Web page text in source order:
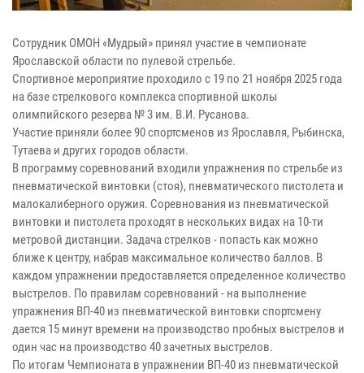
Сотрудник ОМОН «Мудрый» принял участие в чемпионате
Ярославской области по пулевой стрельбе.
Спортивное мероприятие проходило с 19 по 21 ноября 2025 года
на базе стрелкового комплекса спортивной школы
олимпийского резерва № 3 им. В.И. Русанова.
Участие приняли более 90 спортсменов из Ярославля, Рыбинска,
Тутаева и других городов области.
В программу соревнований входили упражнения по стрельбе из
пневматической винтовки (стоя), пневматического пистолета и
малокалиберного оружия. Соревнования из пневматической
винтовки и пистолета проходят в нескольких видах на 10-ти
метровой дистанции. Задача стрелков - попасть как можно
ближе к центру, набрав максимальное количество баллов. В
каждом упражнении предоставляется определенное количество
выстрелов. По правилам соревнований - на выполнение
упражнения ВП-40 из пневматической винтовки спортсмену
дается 15 минут времени на производство пробных выстрелов и
один час на производство 40 зачетных выстрелов.
По итогам Чемпионата в упражнении ВП-40 из пневматической